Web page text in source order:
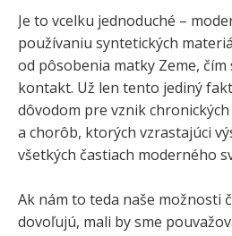
Je to vcelku jednoduché –
používaniu syntetických
od pôsobenia matky Zeme,
kontakt. Už len tento jediný
dôvodom pre vznik
a chorôb, ktorých vzrastajúci
všetkých častiach moderného
Ak nám to teda naše možnosti
dovoľujú, mali by sme